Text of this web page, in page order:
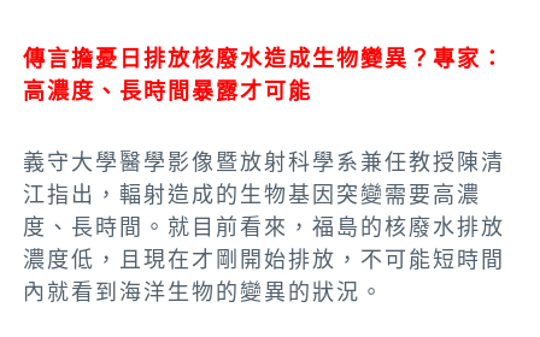
傳言擔憂日排放核廢水造成生物變異？專家：
高濃度、長時間暴露才可能
義守大學醫學影像暨放射科學系兼任教授陳清
江指出，輻射造成的生物基因突變需要高濃
度、長時間。就目前看來，福島的核廢水排放
濃度低，且現在才剛開始排放，不可能短時間
內就看到海洋生物的變異的狀況。